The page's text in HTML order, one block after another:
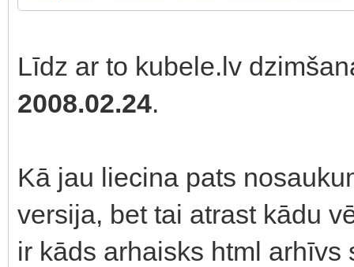
Līdz ar to kubele.lv
2008.02.24.
Kā jau liecina pats
versija, bet tai atrast kādu
ir kāds arhaisks html